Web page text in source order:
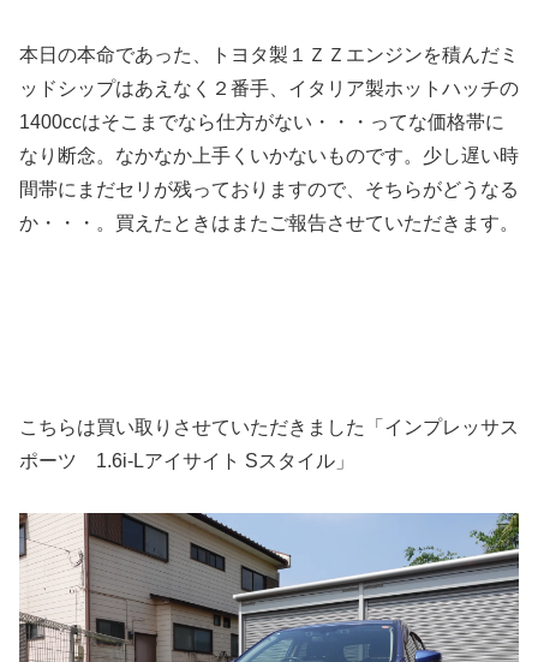
本日の本命であった、トヨタ製１ＺＺエンジンを積んだミ
ッドシップはあえなく２番手、イタリア製ホットハッチの
1400ccはそこまでなら仕方がない・・・ってな価格帯に
なり断念。なかなか上手くいかないものです。少し遅い時
間帯にまだセリが残っておりますので、そちらがどうなる
か・・・。買えたときはまたご報告させていただきます。
こちらは買い取りさせていただきました「インプレッサス
ポーツ 1.6i-Lアイサイト Sスタイル」